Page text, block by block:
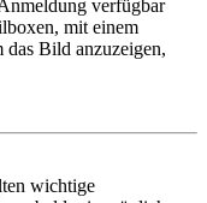
verfügbar
mit einem
das Bild anzuzeigen,
wichtige